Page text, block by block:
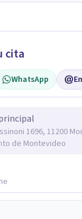
cita
WhatsApp
1696, 11200
de Montevideo